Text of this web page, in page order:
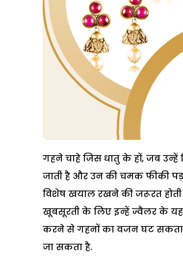
गहने चाहे जिस धातु के हों, जब
जाती है और उन की चमक फीकी
विशेष खयाल रखने की जरूरत
खूबसूरती के लिए इन्हें ज्वैलर के
करने से गहनों का वजन घट सकता
जा सकता है.